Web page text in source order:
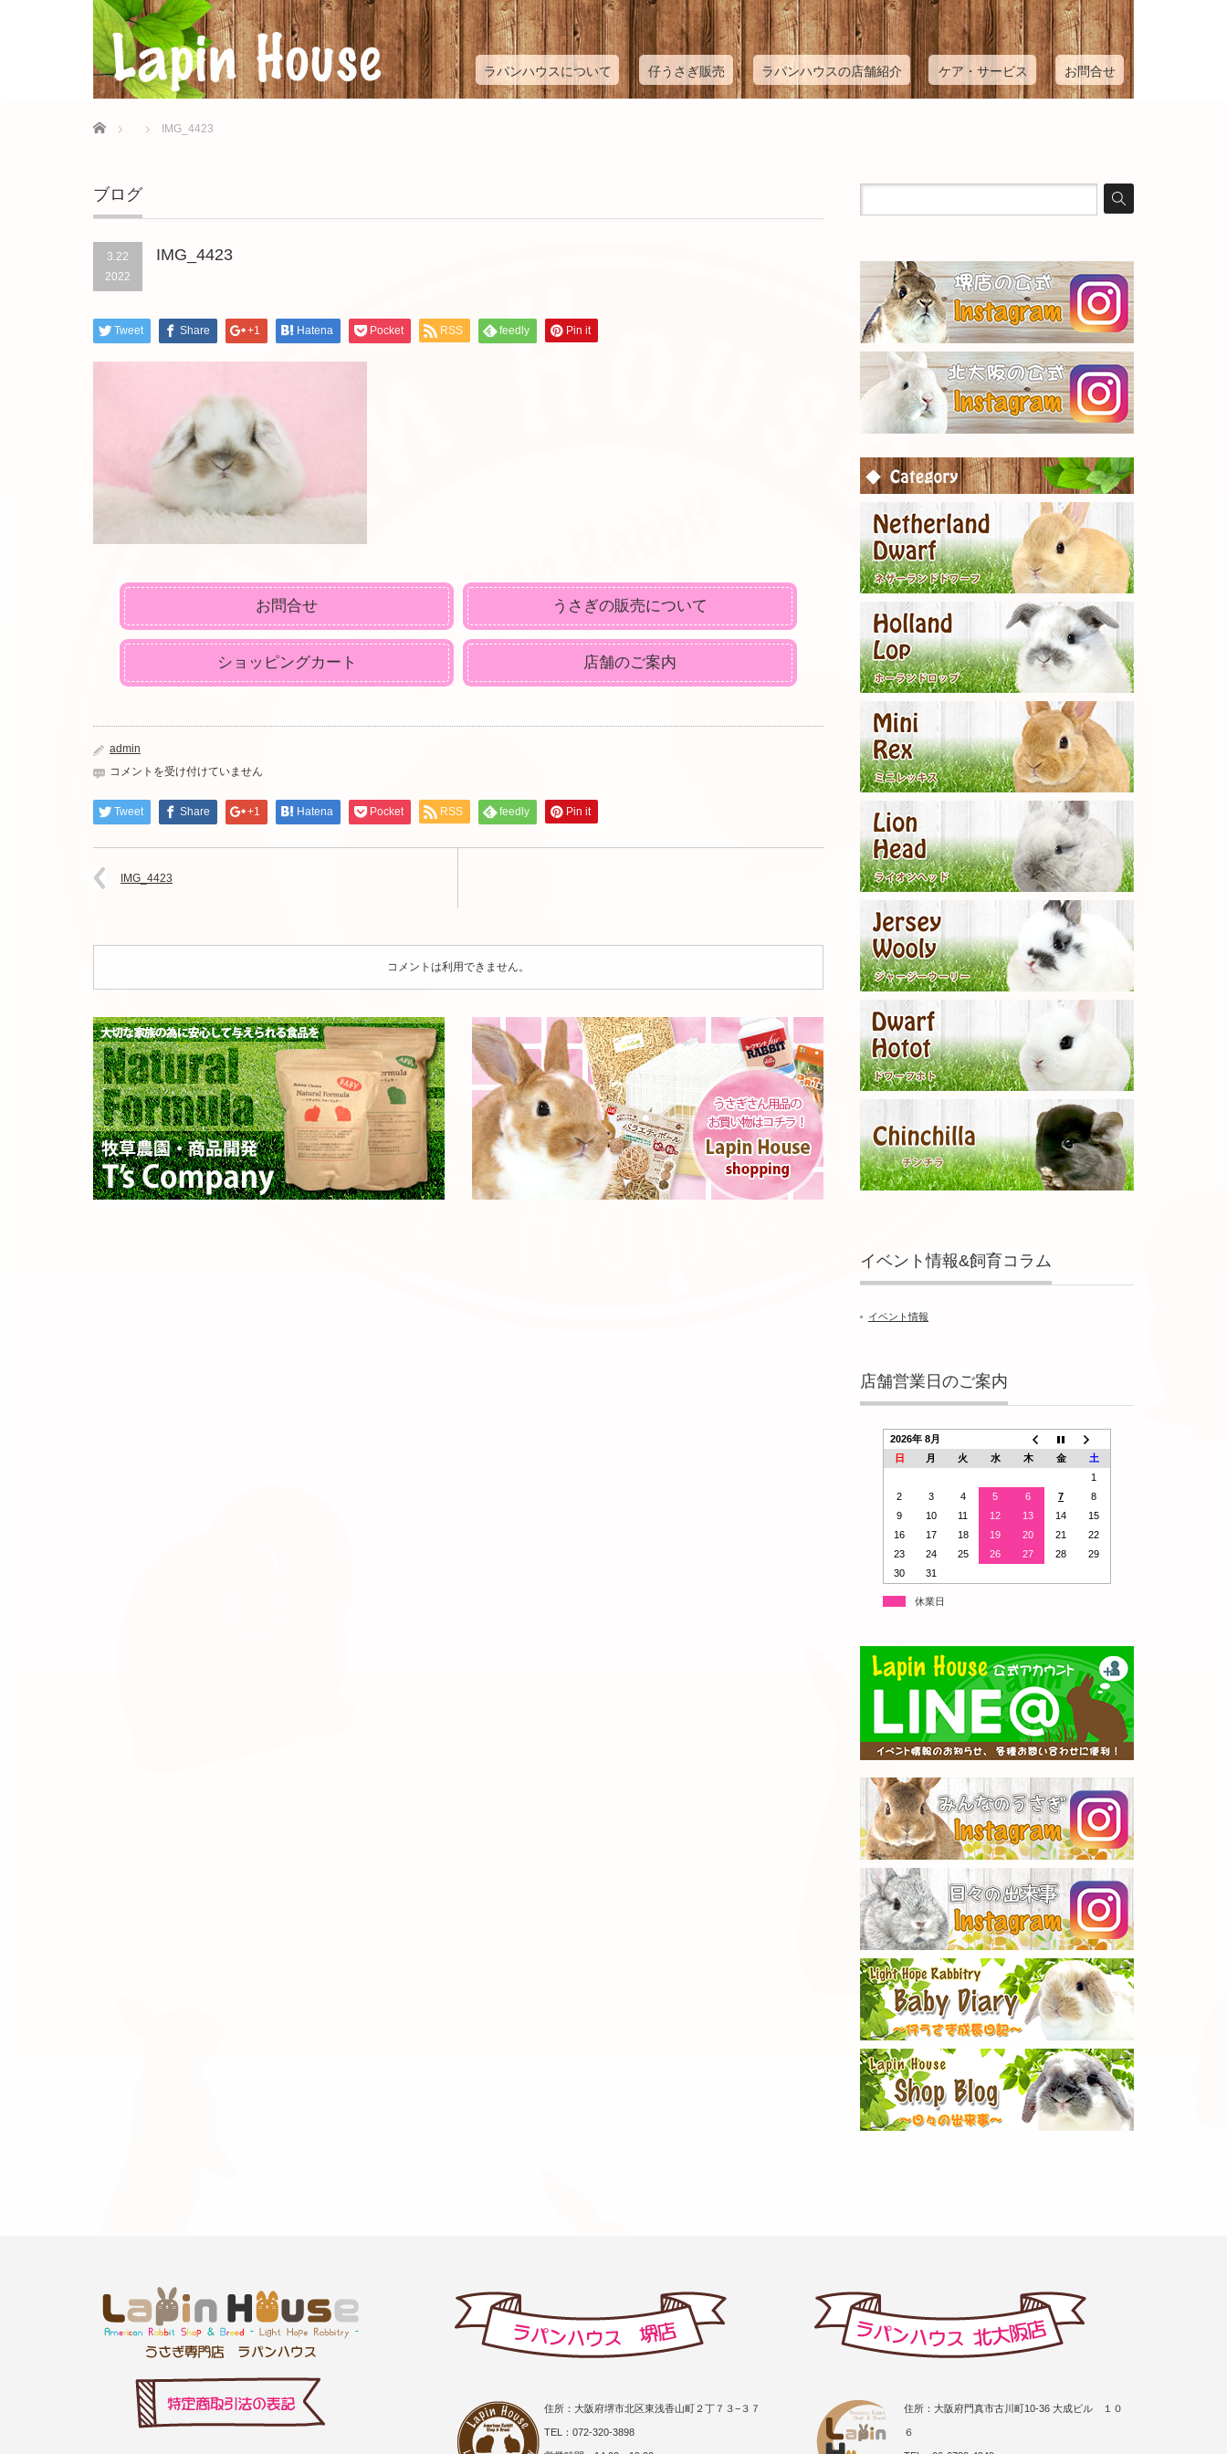
ラパンハウスについて 仔うさぎ販売 ラパンハウスの店舗紹介 ケア・サービス お問合せ
Home IMG_4423
ブログ
3.22
2022
IMG_4423
Tweet Share +1 Hatena Pocket RSS feedly Pin it
お問合せ うさぎの販売について
ショッピングカート 店舗のご案内
admin
IMG_4423
コメントを受け付けていません
Tweet Share +1 Hatena Pocket RSS feedly Pin it
IMG_4423
コメントは利用できません。
イベント情報&飼育コラム
イベント情報
店舗営業日のご案内
2026年 8月
日
月 火 水 木 金
土
1
2
3 4 5 6 7
8
9
10 11 12 13 14
15
16
17 18 19 20 21
22
23
24 25 26 27 28
29
30
31
休業日
住所：大阪府堺市北区東浅香山町２丁７３−３７
TEL：072-320-3898
住所：大阪府門真市古川町10-36 大成ビル １０
６